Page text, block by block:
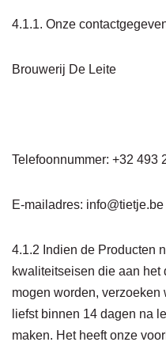
4.1.1. Onze
Brouwerij De Leite
Telefoonnummer: +32 493
E-mailadres: info@tietje.be
4.1.2 Indien de Producten
kwaliteitseisen die aan het
mogen worden,
liefst binnen 14 dagen na
maken. Het heeft onze